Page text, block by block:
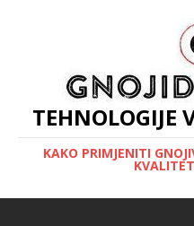
TEHNOLOGIJE
KAKO PRIMJENITI